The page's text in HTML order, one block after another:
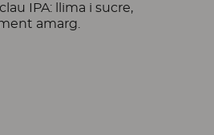
IPA: llima i sucre,
amarg.